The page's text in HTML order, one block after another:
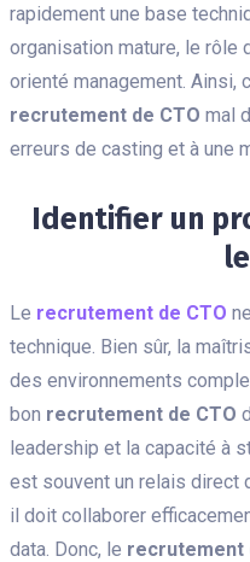
rapidement une base
organisation mature, le
orienté management. Ainsi,
recrutement de CTO mal
erreurs de casting et à une
Identifier un
Le recrutement de CTO
technique. Bien sûr, la
des environnements
bon recrutement de CTO
leadership et la capacité à
est souvent un relais direct
il doit collaborer
data. Donc, le recrutement